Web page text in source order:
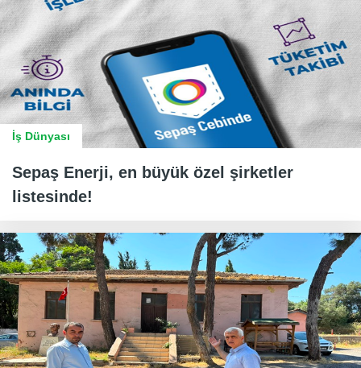
İş Dünyası
Sepaş Enerji, en büyük özel şirketler
listesinde!